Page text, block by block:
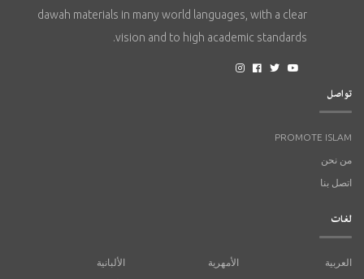
dawah materials in many world languages, with a clear
vision and to high academic standards.
تواصل
PROMOTE ISLAM
من نحن
اتصل بنا
لغات
الألبانية الأمهرية العربية